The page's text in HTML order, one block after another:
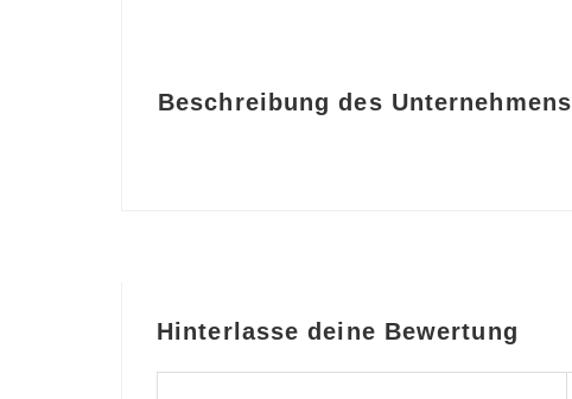
Beschreibung des Unternehmens
Hinterlasse deine Bewertung